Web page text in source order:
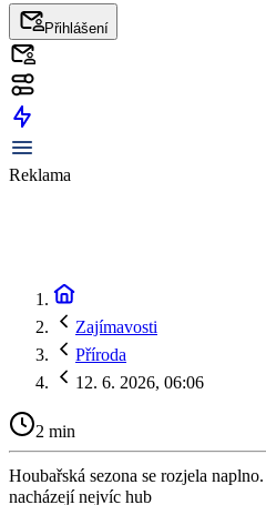
Přihlášení
Reklama
Zajímavosti
Příroda
12. 6. 2026, 06:06
2 min
Houbařská sezona se rozjela
nacházejí nejvíc hub